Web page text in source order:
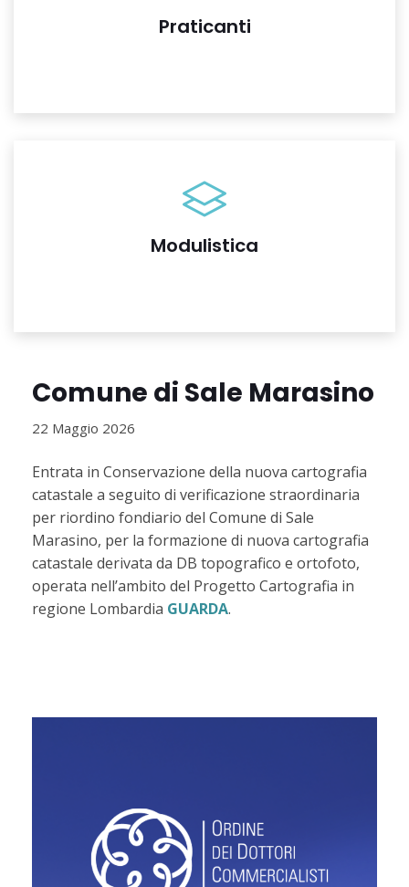
Praticanti
Modulistica
Comune di Sale Marasino
22 Maggio 2026
Entrata in Conservazione della nuova cartografia
catastale a seguito di verificazione straordinaria
per riordino fondiario del Comune di Sale
Marasino, per la formazione di nuova cartografia
catastale derivata da DB topografico e ortofoto,
operata nell’ambito del Progetto Cartografia in
regione Lombardia GUARDA.